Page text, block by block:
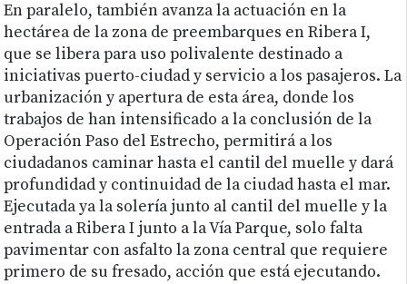
En paralelo, también avanza la actuación en la
hectárea de la zona de preembarques en Ribera I,
que se libera para uso polivalente destinado a
iniciativas puerto-ciudad y servicio a los pasajeros. La
urbanización y apertura de esta área, donde los
trabajos de han intensificado a la conclusión de la
Operación Paso del Estrecho, permitirá a los
ciudadanos caminar hasta el cantil del muelle y dará
profundidad y continuidad de la ciudad hasta el mar.
Ejecutada ya la solería junto al cantil del muelle y la
entrada a Ribera I junto a la Vía Parque, solo falta
pavimentar con asfalto la zona central que requiere
primero de su fresado, acción que está ejecutando.